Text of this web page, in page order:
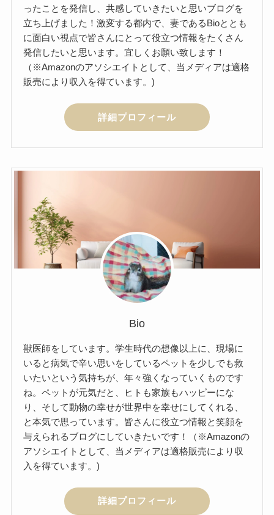
ったことを発信し、共感していきたいと思いブログを
立ち上げました！激変する都内で、妻であるBioととも
に面白い視点で皆さんにとって役立つ情報をたくさん
発信したいと思います。宜しくお願い致します！
（※Amazonのアソシエイトとして、当メディアは適格
販売により収入を得ています。)
詳細プロフィール
Bio
獣医師をしています。学生時代の想像以上に、現場に
いると病気で辛い思いをしているペットを少しでも救
いたいという気持ちが、年々強くなっていくものです
ね。ペットが元気だと、ヒトも家族もハッピーにな
り、そして動物の幸せが世界中を幸せにしてくれる、
と本気で思っています。皆さんに役立つ情報と笑顔を
与えられるブログにしていきたいです！（※Amazonの
アソシエイトとして、当メディアは適格販売により収
入を得ています。)
詳細プロフィール